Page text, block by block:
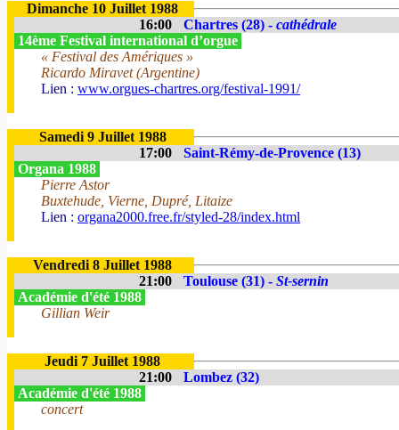
Dimanche 10 Juillet 1988
16:00
Chartres (28) - cathédrale
14ème Festival international d’orgue
« Festival des Amériques »
Ricardo Miravet (Argentine)
Lien : www.orgues-chartres.org/festival-1991/
Samedi 9 Juillet 1988
17:00
Saint-Rémy-de-Provence (13)
Organa 1988
Pierre Astor
Buxtehude, Vierne, Dupré, Litaize
Lien : organa2000.free.fr/styled-28/index.html
Vendredi 8 Juillet 1988
21:00
Toulouse (31) - St-sernin
Académie d'été 1988
Gillian Weir
Jeudi 7 Juillet 1988
21:00
Lombez (32)
Académie d'été 1988
concert